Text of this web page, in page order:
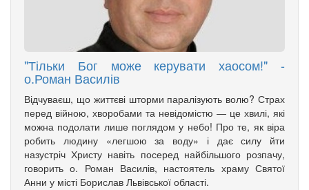
"Тільки Бог може керувати хаосом!" -
о.Роман Василів
Відчуваєш, що життєві шторми паралізують волю? Страх
перед війною, хворобами та невідомістю — це хвилі, які
можна подолати лише поглядом у небо! Про те, як віра
робить людину «легшою за воду» і дає силу йти
назустріч Христу навіть посеред найбільшого розпачу,
говорить о. Роман Василів, настоятель храму Святої
Анни у місті Борислав Львівської області.